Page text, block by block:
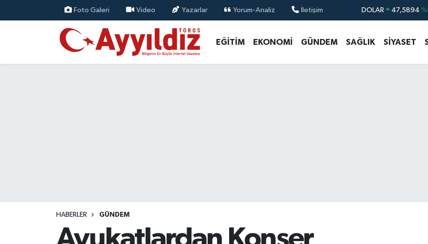
Foto Galeri Video Yazarlar Yorum-Analiz İletişim DOLAR 47,5894
STERLİN 64,1581
GRAM ALTIN 6508.83
EĞİTİM EKONOMİ GÜNDEM SAĞLIK SİYASET
HABERLER GÜNDEM